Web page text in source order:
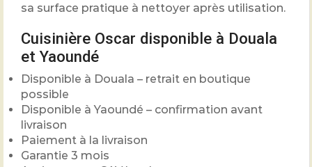
sa surface pratique à nettoyer après utilisation.
Cuisinière Oscar disponible à Douala
et Yaoundé
Disponible à Douala – retrait en boutique
possible
Disponible à Yaoundé – confirmation avant
livraison
Paiement à la livraison
Garantie 3 mois